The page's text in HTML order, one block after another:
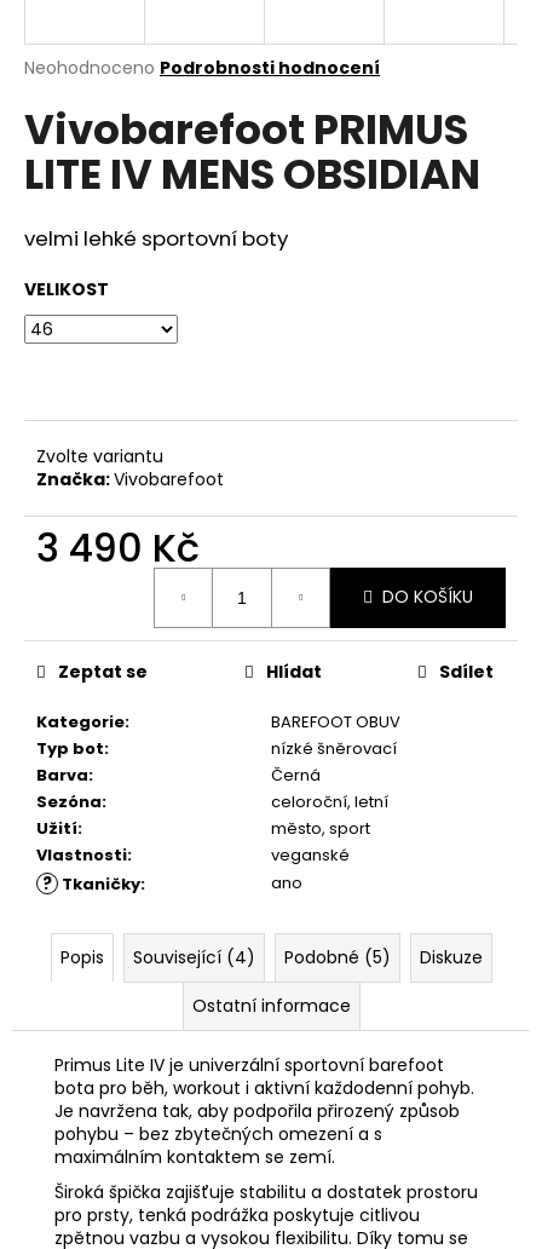
Průměrné
produktu
je
0,0
hvězdiček.
Neohodnoceno Podrobnosti hodnocení
Vivobarefoot PRIMUS
LITE IV MENS OBSIDIAN
velmi lehké sportovní boty
VELIKOST
Zvolte variantu
Značka:Vivobarefoot
3 490 Kč
DO KOŠÍKU
Kategorie:
BAREFOOT OBUV
Typ bot:
nízké šněrovací
Barva:
Černá
Sezóna:
celoroční, letní
Užití:
město, sport
Vlastnosti: veganské
? Tkaničky: ano
Zeptat se Hlídat Sdílet
Popis Související (4) Podobné (5)
Diskuze
Ostatní informace
Primus Lite IV je univerzální sportovní barefoot
bota pro běh, workout i aktivní každodenní pohyb.
Je navržena tak, aby podpořila přirozený způsob
pohybu – bez zbytečných omezení a s
maximálním kontaktem se zemí.
Široká špička zajišťuje stabilitu a dostatek prostoru
pro prsty, tenká podrážka poskytuje citlivou
zpětnou vazbu a vysokou flexibilitu. Díky tomu se
j
t
?
o
o
u
č
m
e
DÁRKOVÝ
POUKAZ
Kč